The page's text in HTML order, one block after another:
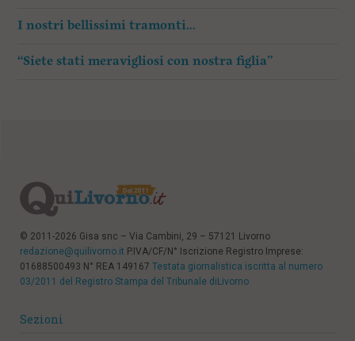
I nostri bellissimi tramonti…
“Siete stati meravigliosi con nostra figlia”
© 2011-2026 Gisa snc – Via Cambini, 29 – 57121 Livorno
redazione@quilivorno.it P.IVA/CF/N° Iscrizione Registro Imprese:
01688500493 N° REA 149167 Testata giornalistica iscritta al numero
03/2011 del Registro Stampa del Tribunale diLivorno
Sezioni